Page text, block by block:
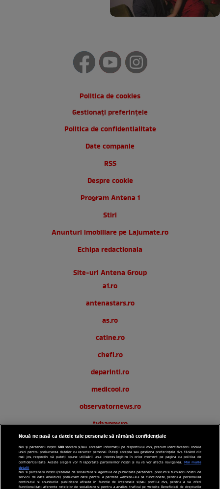
Politica de cookies
Gestionați preferințele
Politica de confidentialitate
Date companie
RSS
Despre cookie
Program Antena 1
Stiri
Anunturi imobiliare pe Lajumate.ro
Echipa redactionala
Site-uri Antena Group
a1.ro
antenastars.ro
as.ro
catine.ro
chefi.ro
deparinti.ro
medicool.ro
observatornews.ro
tvhappy.ro
useit.ro
zutv.ro
Trends AntenaPLAY
Nouă ne pasă ca datele tale personale să rămână confidențiale
Noi și partenerii noștri589 stocăm și/sau accesăm informații pe dispozitivul dvs., precum identificatorii cookie
unici pentru prelucrarea datelor cu caracter personal. Puteți accepta sau gestiona preferințele dvs. făcând clic
mai jos, respectiv vă puteți opune utilizării unui interes legitim în orice moment pe pagina cu politica de
confidențialitate. Aceste alegeri vor fi raportate partenerilor noștri și nu vă vor afecta navigarea. Mai multe
detalii
Noi si partenerii nostri (retelele de socializare si agentiile de publicitate partenere, precum si furnizorii nostri de
servicii de date analitice) prelucram date pentru a permite website-ului sa functioneze, pentru a personaliza
continutul si anunturile publicitare afisate in functie de interesele si/sau profilul dvs., pentru a va oferi
functionalitati aferente retelelor de socializare si pentru a analiza traficul pe website. Beneficiati de drepturile